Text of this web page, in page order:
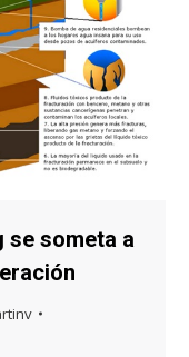
se someta a